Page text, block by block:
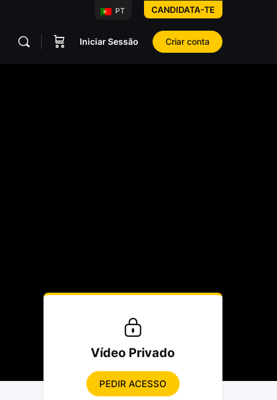
PT CANDIDATA-TE
Iniciar Sessão Criar conta
Vídeo Privado
PEDIR ACESSO